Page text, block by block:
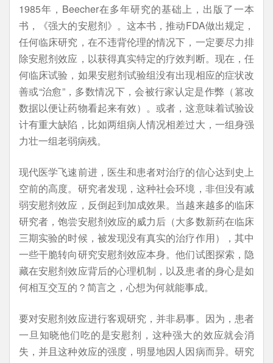
1985年，Beecher在多年研究的基础上，出版了一本
书，《强大的安慰剂》。这本书，推动FDA做出规定，
任何临床研究，在不违背伦理的情况下，一定要尽力排
除安慰剂效应，以获得真实特定的疗效判断。现在，任
何临床试验，如果安慰剂试验组没有出现相应的症状改
善或“治愈”，多数情况下，会被行家认定是作弊（篡改
数据以便让药物看起来有效）。或者，这意味着试验设
计有重大缺陷，比如两组病人情况相差过大，一组身强
力壮一组老弱病残。
现代医学飞速前进，医生和患者对治疗的信心达到史上
空前的高度。研究者发现，这种社会环境，非但没有减
弱安慰剂效应，反倒起到加成效果。当越来越多的临床
研究者，饱尝安慰剂效应的威力后（大多数新药在临床
三期实验的时候，被发现没有真实的治疗作用），其中
一些干脆转向研究安慰剂效应本身。他们试图探索，隐
藏在安慰剂效应背后的心理机制，以及患者的身心是如
何相互交互的？简言之，心想为何就能事成。
要对安慰剂效应进行客观研究，并非易事。因为，患者
一旦知晓他们吃的是安慰剂，这种强大的效应就会消
失，并且这种效应的强度，明显地因人因病而异。研究